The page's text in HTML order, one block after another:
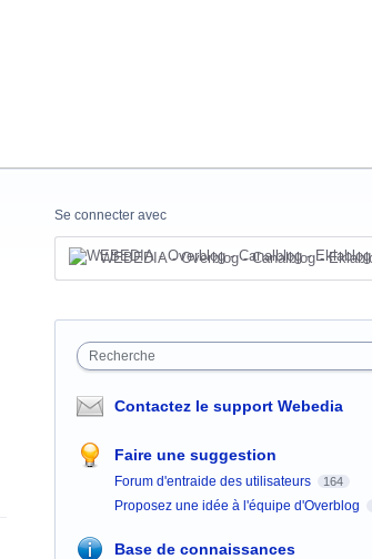
Se connecter avec
WEBEDIA - Overblog - Canalblog -
Recherche
Contactez le support Webedia
Faire une suggestion
Forum d'entraide des utilisateurs 164
Proposez une idée à l'équipe d'Overblog
Base de connaissances